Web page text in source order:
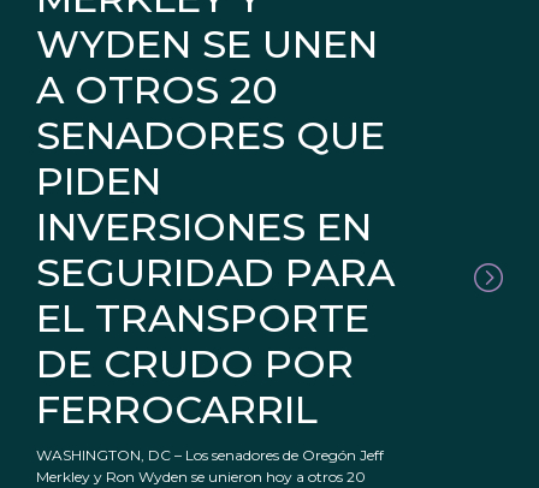
WYDEN SE UNEN
A OTROS 20
SENADORES QUE
PIDEN
INVERSIONES EN
SEGURIDAD PARA
EL TRANSPORTE
DE CRUDO POR
FERROCARRIL
WASHINGTON, DC – Los senadores de Oregón Jeff
Merkley y Ron Wyden se unieron hoy a otros 20